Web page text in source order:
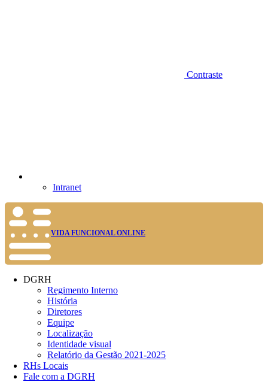
Contraste
Intranet
VIDA FUNCIONAL ONLINE
DGRH
Regimento Interno
História
Diretores
Equipe
Localização
Identidade visual
Relatório da Gestão 2021-2025
RHs Locais
Fale com a DGRH